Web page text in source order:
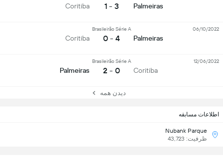
اطلاعات مسابقه
Nubank Parque
ظرفیت: 43,723
Palmeiras
3 - 1
Coritiba
Palmeiras
Brasileirão Série A
4 - 0
Coritiba
06/10/2022
Coritiba
Brasileirão Série A
0 - 2
Palmeiras
12/06/2022
دیدن همه